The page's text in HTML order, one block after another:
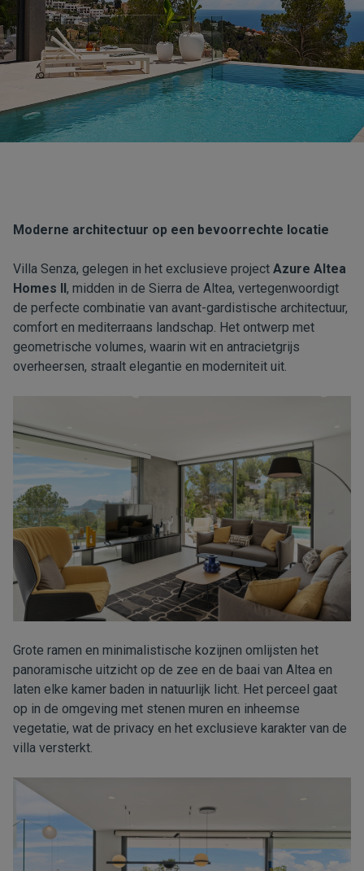
Moderne architectuur op een bevoorrechte locatie
Villa Senza, gelegen in het exclusieve project Azure Altea
Homes II, midden in de Sierra de Altea, vertegenwoordigt
de perfecte combinatie van avant-gardistische architectuur,
comfort en mediterraans landschap. Het ontwerp met
geometrische volumes, waarin wit en antracietgrijs
overheersen, straalt elegantie en moderniteit uit.
Grote ramen en minimalistische kozijnen omlijsten het
panoramische uitzicht op de zee en de baai van Altea en
laten elke kamer baden in natuurlijk licht. Het perceel gaat
op in de omgeving met stenen muren en inheemse
vegetatie, wat de privacy en het exclusieve karakter van de
villa versterkt.